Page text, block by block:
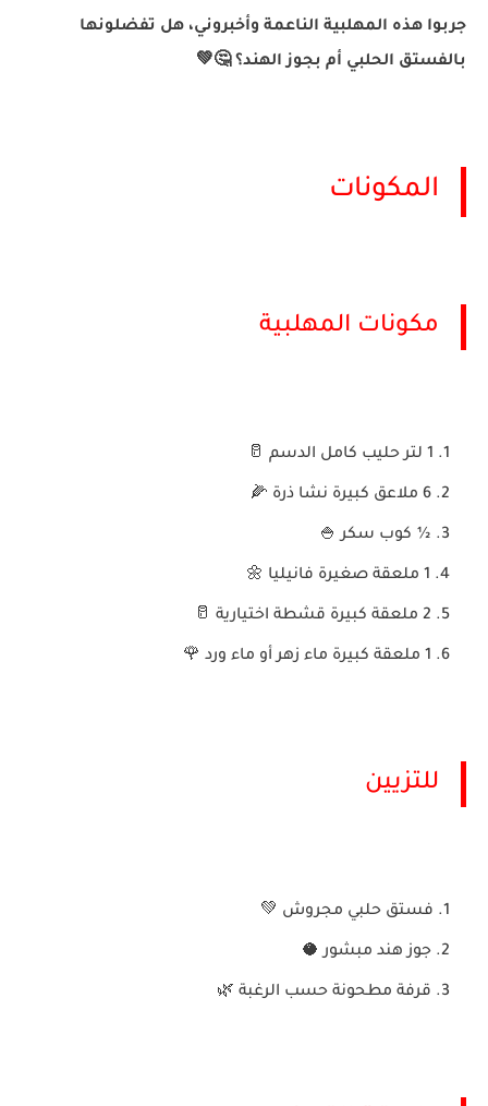
جربوا هذه المهلبية الناعمة وأخبروني، هل تفضلونها
بالفستق الحلبي أم بجوز الهند؟ 🤔💚
المكونات
مكونات المهلبية
1 لتر حليب كامل الدسم 🥛
6 ملاعق كبيرة نشا ذرة 🌽
½ كوب سكر 🍚
1 ملعقة صغيرة فانيليا 🌼
2 ملعقة كبيرة قشطة اختيارية 🥛
1 ملعقة كبيرة ماء زهر أو ماء ورد 🌹
للتزيين
فستق حلبي مجروش 💚
جوز هند مبشور 🥥
قرفة مطحونة حسب الرغبة 🌿